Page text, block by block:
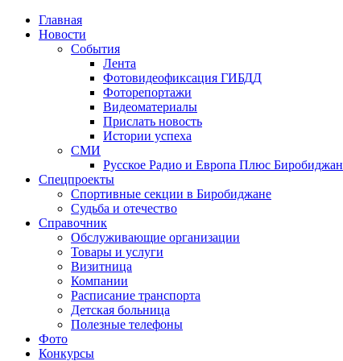
Главная
Новости
События
Лента
Фотовидеофиксация ГИБДД
Фоторепортажи
Видеоматериалы
Прислать новость
Истории успеха
СМИ
Русское Радио и Европа Плюс Биробиджан
Спецпроекты
Спортивные секции в Биробиджане
Судьба и отечество
Справочник
Обслуживающие организации
Товары и услуги
Визитница
Компании
Расписание транспорта
Детская больница
Полезные телефоны
Фото
Конкурсы